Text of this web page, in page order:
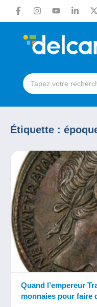
Étiquette :
Quand l’empereur
monnaies pour faire